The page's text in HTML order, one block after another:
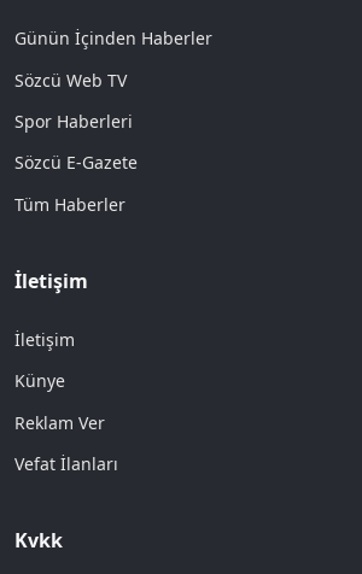
Günün İçinden Haberler
Sözcü Web TV
Spor Haberleri
Sözcü E-Gazete
Tüm Haberler
İletişim
İletişim
Künye
Reklam Ver
Vefat İlanları
Kvkk